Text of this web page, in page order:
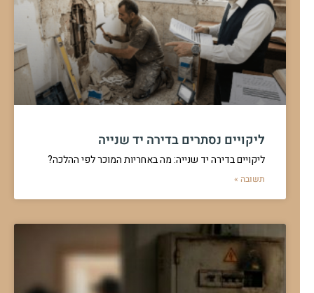
ליקויים נסתרים בדירה יד שנייה
ליקויים בדירה יד שנייה: מה באחריות המוכר לפי ההלכה?
תשובה »